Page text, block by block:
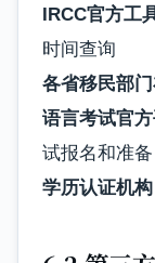
IRCC官方工
时间查询
各省移民部
语言考试官
试报名和准备
学历认证机构